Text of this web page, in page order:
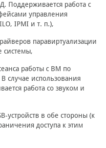
Поддерживается работа с
управления
IPMI и т. п.),
паравиртуализации
системы,
работы с ВМ по
В случае использования
работа со звуком и
устройств в обе стороны (к
доступа к этим